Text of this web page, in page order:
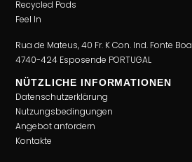
Recycled Pods
Feel In
Rua de Mateus, 40 Fr. K Con. Ind. Fonte Boa
4740-424 Esposende PORTUGAL
NÜTZLICHE INFORMATIONEN
Datenschutzerklärung
Nutzungsbedingungen
Angebot anfordern
Kontakte